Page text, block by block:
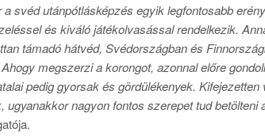
a svéd utánpótlásképzés egyik legfontosabb
és kiváló játékolvasással rendelkezik.
támadó hátvéd, Svédországban és
megszerzi a korongot, azonnal előre
pedig gyorsak és gördülékenyek.
nagyon fontos szerepet tud betölteni